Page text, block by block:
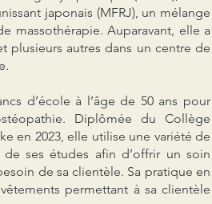
japonais (MFRJ), un mélange
massothérapie. Auparavant, elle a
plusieurs autres dans un centre de
d’école à l’âge de 50 ans pour
Diplômée du Collège
en 2023, elle utilise une variété de
ses études afin d’offrir un soin
de sa clientèle. Sa pratique en
permettant à sa clientèle